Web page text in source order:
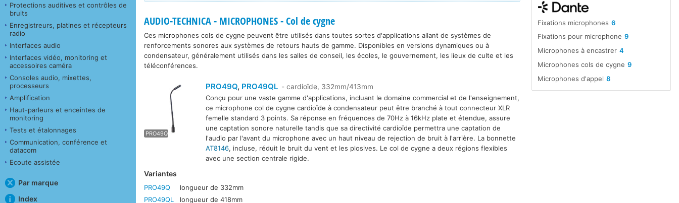
Protections auditives et contrôles de
bruits
Enregistreurs, platines et récepteurs
radio
Interfaces audio
Interfaces vidéo, monitoring et
accessoires caméra
Consoles audio, mixettes,
processeurs
Amplification
Haut-parleurs et enceintes de
monitoring
Tests et étalonnages
Communication, conférence et
datacom
Ecoute assistée
Par marque
Index
6
Fixations microphones
9
Fixations pour microphone
4
Microphones à encastrer
9
Microphones cols de cygne
8
Microphones d'appel
2
Montages en surface microphone
AUDIO-TECHNICA - MICROPHONES - Col de cygne
Ces microphones cols de cygne peuvent être utilisés dans toutes sortes d'applications allant de systèmes de
renforcements sonores aux systèmes de retours hauts de gamme. Disponibles en versions dynamiques ou à
condensateur, généralement utilisés dans les salles de conseil, les écoles, le gouvernement, les lieux de culte et les
téléconférences.
PRO49Q
PRO49QL
PRO49Q, PRO49QL - cardioïde, 332mm/413mm
Conçu pour une vaste gamme d'applications, incluant le domaine commercial et de l'enseignement,
ce microphone col de cygne cardioïde à condensateur peut être branché à tout connecteur XLR
femelle standard 3 points. Sa réponse en fréquences de 70Hz à 16kHz plate et étendue, assure
une captation sonore naturelle tandis que sa directivité cardioïde permettra une captation de
l'audio par l'avant du microphone avec un haut niveau de rejection de bruit à l'arrière. La bonnette
AT8146, incluse, réduit le bruit du vent et les plosives. Le col de cygne a deux régions flexibles
avec une section centrale rigide.
Variantes
PRO49Q
longueur de 332mm
PRO49QL
longueur de 418mm